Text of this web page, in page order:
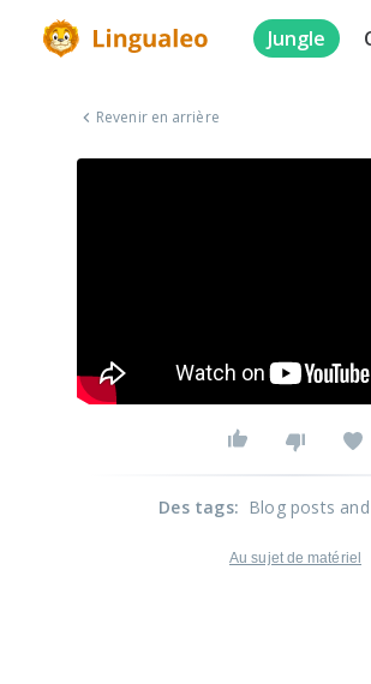
Jungle
Revenir en arrière
Des tags: Blog posts
Au sujet de matériel